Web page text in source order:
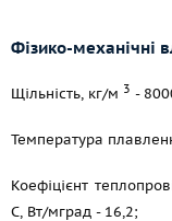
Фізико-механічні
Щільність, кг/м 3 -
Температура
Коефіцієнт
С, Вт/мград - 16,2;